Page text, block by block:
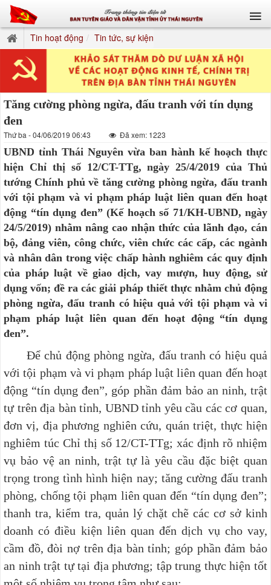
Tin hoạt động Tin tức, sự kiện
Tăng cường phòng ngừa, đấu tranh với tín dụng
đen
Thứ ba - 04/06/2019 06:43 Đã xem: 1223
UBND tỉnh Thái Nguyên vừa ban hành kế hoạch thực
hiện Chỉ thị số 12/CT-TTg, ngày 25/4/2019 của Thủ
tướng Chính phủ về tăng cường phòng ngừa, đấu tranh
với tội phạm và vi phạm pháp luật liên quan đến hoạt
động “tín dụng đen” (Kế hoạch số 71/KH-UBND, ngày
24/5/2019) nhằm nâng cao nhận thức của lãnh đạo, cán
bộ, đảng viên, công chức, viên chức các cấp, các ngành
và nhân dân trong việc chấp hành nghiêm các quy định
của pháp luật về giao dịch, vay mượn, huy động, sử
dụng vốn; đề ra các giải pháp thiết thực nhằm chủ động
phòng ngừa, đấu tranh có hiệu quả với tội phạm và vi
phạm pháp luật liên quan đến hoạt động “tín dụng
đen”.
Để chủ động phòng ngừa, đấu tranh có hiệu quả
với tội phạm và vi phạm pháp luật liên quan đến hoạt
động “tín dụng đen”, góp phần đảm bảo an ninh, trật
tự trên địa bàn tỉnh, UBND tỉnh yêu cầu các cơ quan,
đơn vị, địa phương nghiên cứu, quán triệt, thực hiện
nghiêm túc Chỉ thị số 12/CT-TTg;xác định rõ nhiệm
vụ bảo vệ an ninh, trật tự là yêu cầu đặc biệt quan
trọng trong tình hình hiện nay; tăng cường đấu tranh
phòng, chống tội phạm liên quan đến “tín dụng đen”;
thanh tra, kiểm tra, quản lý chặt chẽ các cơ sở kinh
doanh có điều kiện liên quan đến dịch vụ cho vay,
cầm đồ, đòi nợ trên địa bàn tỉnh; góp phần đảm bảo
an ninh trật tự tại địa phương; tập trung thực hiện tốt